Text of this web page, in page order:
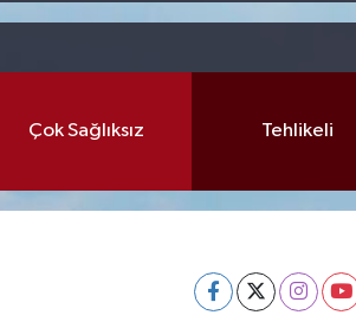
Çok Sağlıksız Tehlikeli